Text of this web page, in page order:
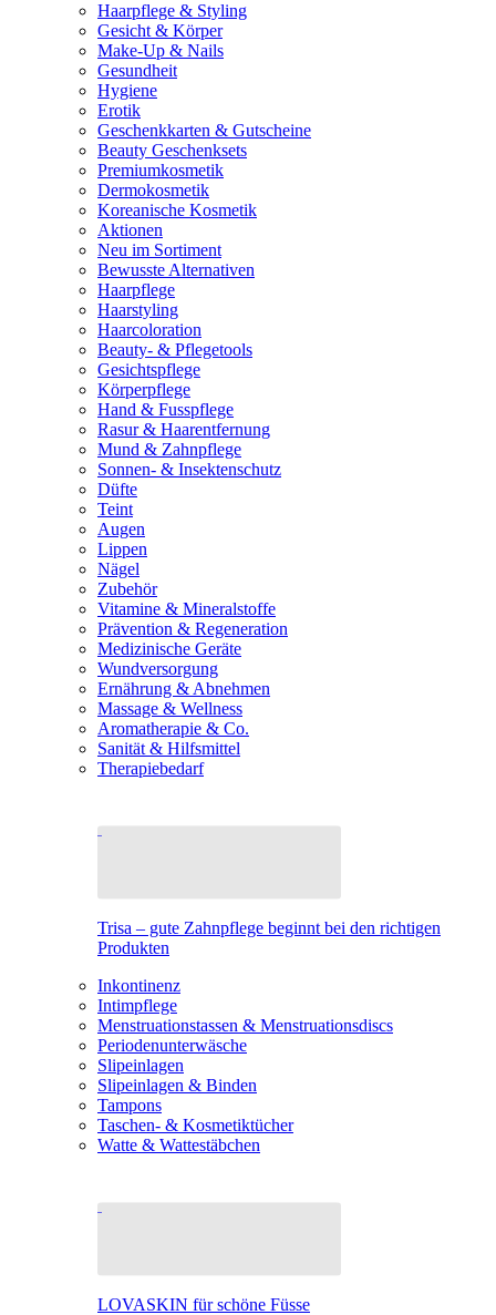
Haarpflege & Styling
Gesicht & Körper
Make-Up & Nails
Gesundheit
Hygiene
Erotik
Geschenkkarten & Gutscheine
Beauty Geschenksets
Premiumkosmetik
Dermokosmetik
Koreanische Kosmetik
Aktionen
Neu im Sortiment
Bewusste Alternativen
Haarpflege
Haarstyling
Haarcoloration
Beauty- & Pflegetools
Gesichtspflege
Körperpflege
Hand & Fusspflege
Rasur & Haarentfernung
Mund & Zahnpflege
Sonnen- & Insektenschutz
Düfte
Teint
Augen
Lippen
Nägel
Zubehör
Vitamine & Mineralstoffe
Prävention & Regeneration
Medizinische Geräte
Wundversorgung
Ernährung & Abnehmen
Massage & Wellness
Aromatherapie & Co.
Sanität & Hilfsmittel
Therapiebedarf
Trisa – gute Zahnpflege beginnt bei den richtigen
Produkten
Inkontinenz
Intimpflege
Menstruationstassen & Menstruationsdiscs
Periodenunterwäsche
Slipeinlagen
Slipeinlagen & Binden
Tampons
Taschen- & Kosmetiktücher
Watte & Wattestäbchen
LOVASKIN für schöne Füsse